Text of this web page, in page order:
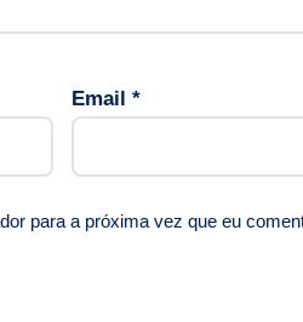
Email *
para a próxima vez que eu